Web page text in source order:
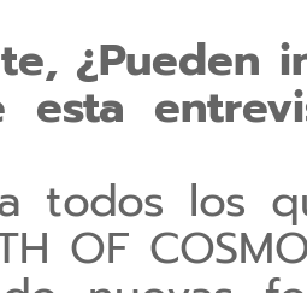
¿Pueden
esta
a todos los
OF